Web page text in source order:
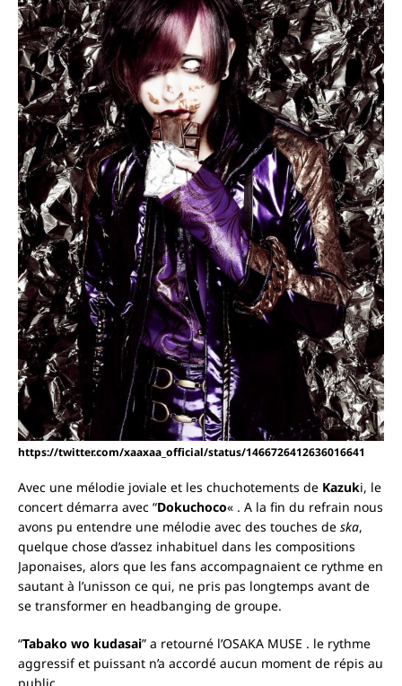
https://twitter.com/xaaxaa_official/status/1466726412636016641
Avec une mélodie joviale et les chuchotements de Kazuki, le
concert démarra avec “Dokuchoco« . A la fin du refrain nous
avons pu entendre une mélodie avec des touches de ska,
quelque chose d’assez inhabituel dans les compositions
Japonaises, alors que les fans accompagnaient ce rythme en
sautant à l’unisson ce qui, ne pris pas longtemps avant de
se transformer en headbanging de groupe.
“Tabako wo kudasai” a retourné l’OSAKA MUSE . le rythme
aggressif et puissant n’a accordé aucun moment de répis au